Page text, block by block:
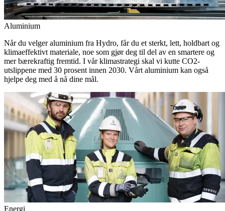
Aluminium
Når du velger aluminium fra Hydro, får du et sterkt, lett, holdbart og
klimaeffektivt materiale, noe som gjør deg til del av en smartere og
mer bærekraftig fremtid. I vår klimastrategi skal vi kutte CO2-
utslippene med 30 prosent innen 2030. Vårt aluminium kan også
hjelpe deg med å nå dine mål.
Energi